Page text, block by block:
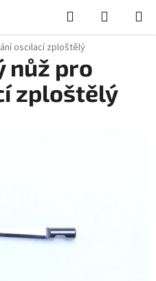
Hledat
KOŠÍK
oscilací zploštělý
nůž pro
zploštělý